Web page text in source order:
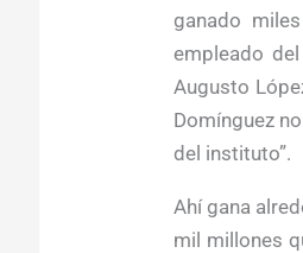
ganado
empleado
Augusto
Domínguez
del instituto”.
Ahí gana
mil millones